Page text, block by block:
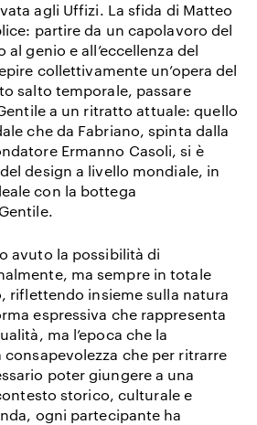
agli Uffizi. La sfida di Matteo
partire da un capolavoro del
al genio e all’eccellenza del
collettivamente un’opera del
salto temporale, passare
a un ritratto attuale: quello
che da Fabriano, spinta dalla
Ermanno Casoli, si è
design a livello mondiale, in
con la bottega
avuto la possibilità di
ma sempre in totale
riflettendo insieme sulla natura
espressiva che rappresenta
ma l’epoca che la
che per ritrarre
poter giungere a una
storico, culturale e
ogni partecipante ha